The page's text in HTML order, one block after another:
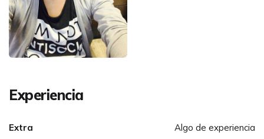
Experiencia
Extra Algo de experiencia